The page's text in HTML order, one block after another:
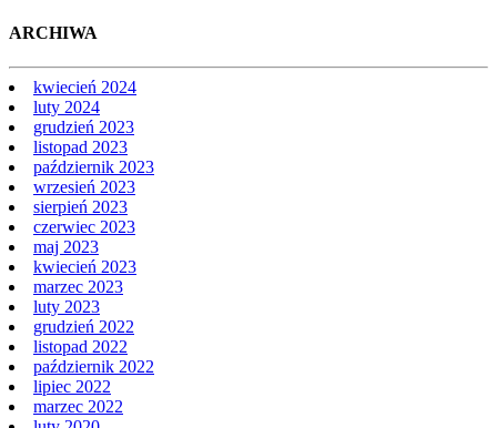
ARCHIWA
kwiecień 2024
luty 2024
grudzień 2023
listopad 2023
październik 2023
wrzesień 2023
sierpień 2023
czerwiec 2023
maj 2023
kwiecień 2023
marzec 2023
luty 2023
grudzień 2022
listopad 2022
październik 2022
lipiec 2022
marzec 2022